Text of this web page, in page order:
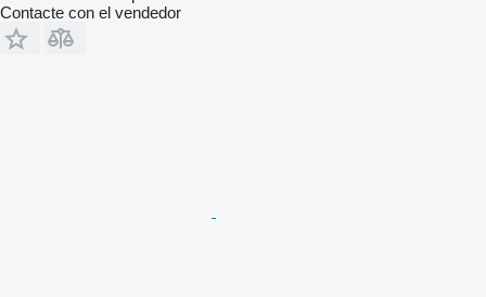
Contacte con el vendedor